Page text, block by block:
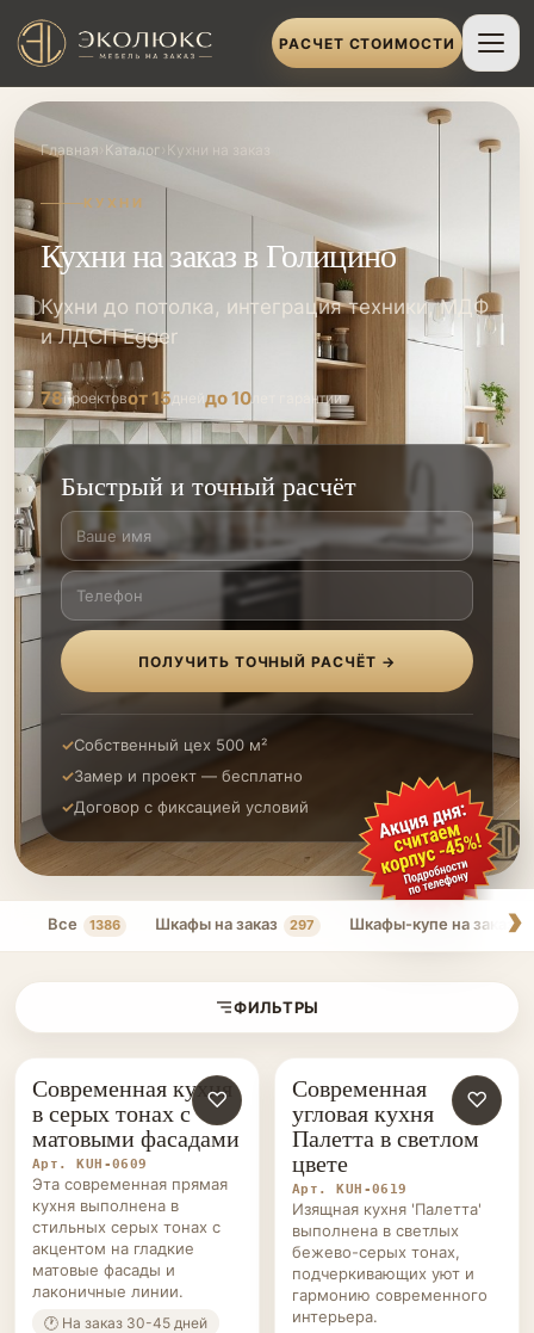
РАСЧЕТ СТОИМОСТИ
Главная Каталог Кухни на заказ
КУХНИ
Кухни на заказ в Голицино
Кухни до потолка, интеграция техники, МДФ
и ЛДСП Egger
78проектовот 15 до 10лет гарантии
Быстрый и точный расчёт
ПОЛУЧИТЬ ТОЧНЫЙ РАСЧЁТ →
Собственный цех 500 м²
Замер и проект — бесплатно
Договор с фиксацией условий
Все 1386 Шкафы на заказ 297 Шкафы-купе на заказ
ФИЛЬТРЫ
КУХНИ НА ЗАКАЗ ♡
Современная кухня
в серых тонах с
матовыми фасадами
Арт. KUH-0609
Эта современная прямая
кухня выполнена в
стильных серых тонах с
акцентом на гладкие
матовые фасады и
лаконичные линии.
🕐 На заказ 30-45 дней
КУХНИ НА ЗАКАЗ ♡
Современная
угловая кухня
Палетта в светлом
цвете
Арт. KUH-0619
Изящная кухня 'Палетта'
выполнена в светлых
бежево-серых тонах,
подчеркивающих уют и
гармонию современного
интерьера.